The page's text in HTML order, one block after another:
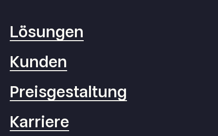
Lösungen
Kunden
Preisgestaltung
Karriere